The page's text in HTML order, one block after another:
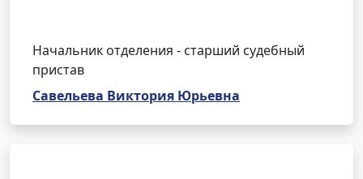
Начальник отделения - старший судебный
пристав
Савельева Виктория Юрьевна